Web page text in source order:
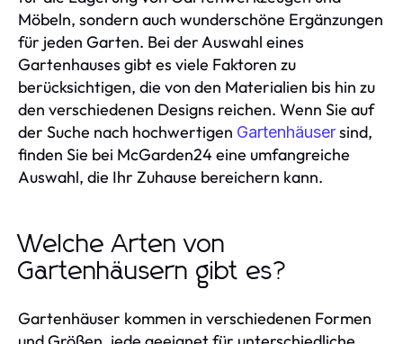
Möbeln, sondern auch wunderschöne Ergänzungen
für jeden Garten. Bei der Auswahl eines
Gartenhauses gibt es viele Faktoren zu
berücksichtigen, die von den Materialien bis hin zu
den verschiedenen Designs reichen. Wenn Sie auf
der Suche nach hochwertigen Gartenhäusersind,
finden Sie bei McGarden24 eine umfangreiche
Auswahl, die Ihr Zuhause bereichern kann.
Welche Arten von
Gartenhäusern gibt es?
Gartenhäuser kommen in verschiedenen Formen